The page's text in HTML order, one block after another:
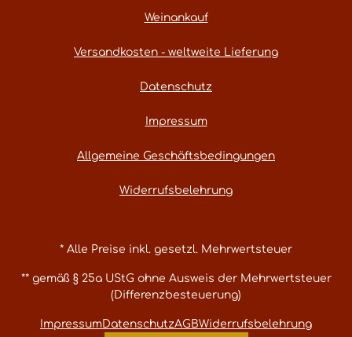
Weinankauf
Versandkosten - weltweite Lieferung
Datenschutz
Impressum
Allgemeine Geschäftsbedingungen
Widerrufsbelehrung
* Alle Preise inkl. gesetzl. Mehrwertsteuer
** gemäß § 25a UStG ohne Ausweis der Mehrwertsteuer
(Differenzbesteuerung)
ImpressumDatenschutzAGBWiderrufsbelehrung